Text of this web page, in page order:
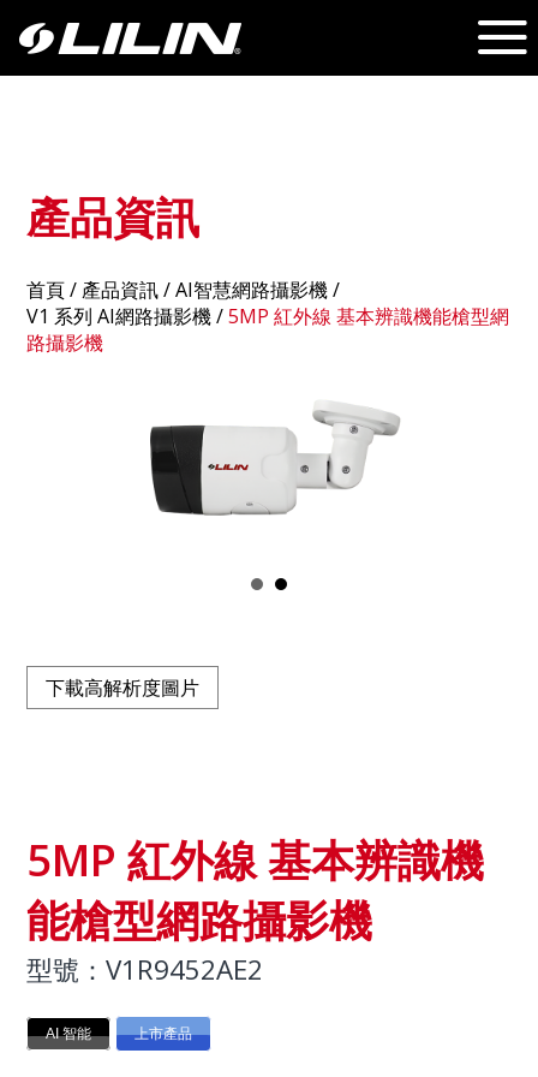
產品資訊
首頁/產品資訊/ AI智慧網路攝影機 /
V1 系列 AI網路攝影機/5MP 紅外線 基本辨識機能槍型網
路攝影機
下載高解析度圖片
5MP 紅外線 基本辨識機
能槍型網路攝影機
型號：V1R9452AE2
AI 智能 上市產品